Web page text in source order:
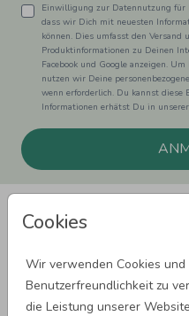
Cookies
Wir verwenden Cookies
Benutzerfreundlichkeit zu
die Leistung unserer
Einwilligung zur Datennutzung
dass wir Dich mit neuesten
können. Dies umfasst den
Produktinformationen zu Deinen
Facebook und Google anzeigen.
nutzen wir Deine
wenn erforderlich. Du kannst
Informationen erhätst Du in
SPRÜCHE ZUM